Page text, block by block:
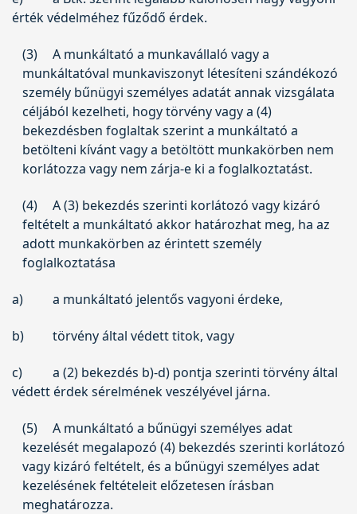
érték védelméhez fűződő érdek.
(3)
A munkáltató a munkavállaló vagy a
munkáltatóval munkaviszonyt létesíteni szándékozó
személy bűnügyi személyes adatát annak vizsgálata
céljából kezelheti, hogy törvény vagy a (4)
bekezdésben foglaltak szerint a munkáltató a
betölteni kívánt vagy a betöltött munkakörben nem
korlátozza vagy nem zárja-e ki a foglalkoztatást.
(4)
A (3) bekezdés szerinti korlátozó vagy kizáró
feltételt a munkáltató akkor határozhat meg, ha az
adott munkakörben az érintett személy
foglalkoztatása
a) a munkáltató jelentős vagyoni érdeke,
b) törvény által védett titok, vagy
c)
a (2) bekezdés b)-d) pontja szerinti törvény által
védett érdek sérelmének veszélyével járna.
(5)
A munkáltató a bűnügyi személyes adat
kezelését megalapozó (4) bekezdés szerinti korlátozó
vagy kizáró feltételt, és a bűnügyi személyes adat
kezelésének feltételeit előzetesen írásban
meghatározza.